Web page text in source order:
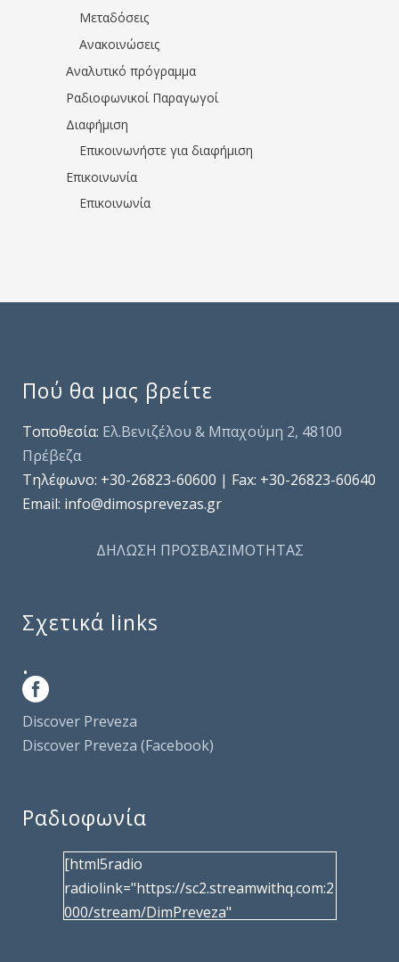
Μεταδόσεις
Ανακοινώσεις
Αναλυτικό πρόγραμμα
Ραδιοφωνικοί Παραγωγοί
Διαφήμιση
Επικοινωνήστε για διαφήμιση
Επικοινωνία
Επικοινωνία
Πού θα μας βρείτε
Τοποθεσία: Ελ.Βενιζέλου & Μπαχούμη 2, 48100
Πρέβεζα
Τηλέφωνo: +30-26823-60600 | Fax: +30-26823-60640
Email: info@dimosprevezas.gr
ΔΗΛΩΣΗ ΠΡΟΣΒΑΣΙΜΟΤΗΤΑΣ
Σχετικά links
.
Discover Preveza
Discover Preveza (Facebook)
Ραδιοφωνία
[html5radio
radiolink="https://sc2.streamwithq.com:2
000/stream/DimPreveza"